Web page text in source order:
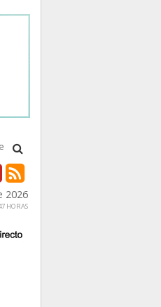
2026
HORAS